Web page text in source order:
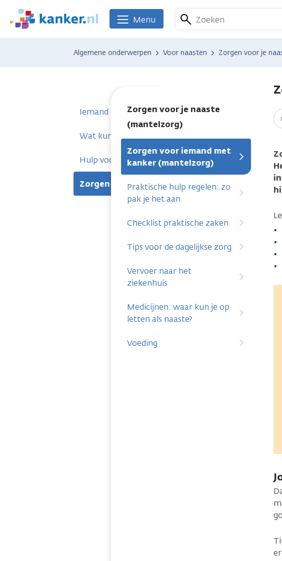
naar
We
zijn
Zoeken
Menu
Algemene onderwerpen Voor naasten Zorgen voor je
Iemand in je omgeving heeft kanker
Wat kun je doen?
Hulp voor jou als naaste
Zorgen voor je naaste (mantelzorg)
Zorgen voor je naaste
(mantelzorg)
Zorgen voor iemand met
kanker (mantelzorg)
Praktische hulp regelen: zo
pak je het aan
Checklist praktische zaken
Tips voor de dagelijkse zorg
Vervoer naar het
ziekenhuis
Medicijnen: waar kun je op
letten als naaste?
Voeding